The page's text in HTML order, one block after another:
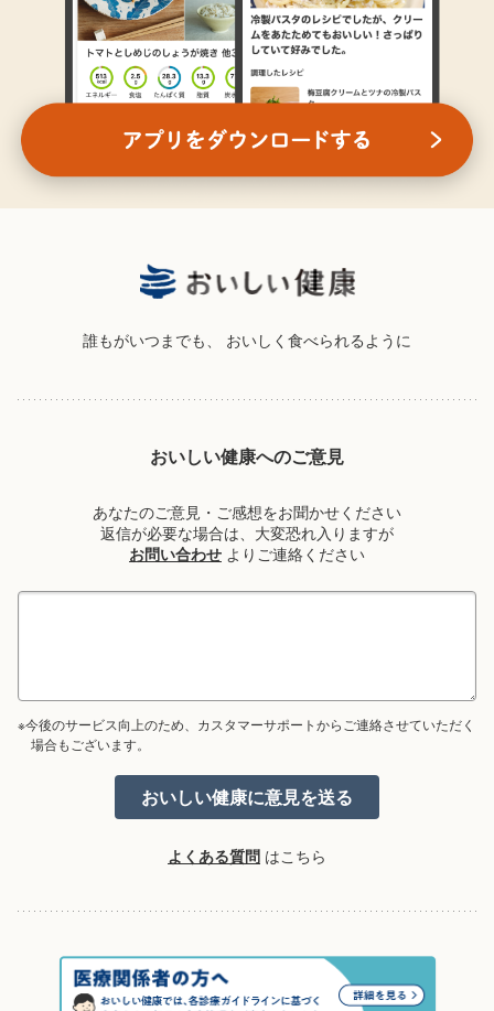
誰もがいつまでも、 おいしく食べられるように
おいしい健康へのご意見
あなたのご意見・ご感想をお聞かせください
返信が必要な場合は、大変恐れ入りますが
お問い合わせ よりご連絡ください
※今後のサービス向上のため、カスタマーサポートからご連絡させていただく
場合もございます。
よくある質問 はこちら